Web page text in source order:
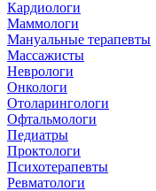
Кардиологи
Маммологи
Мануальные терапевты
Массажисты
Неврологи
Онкологи
Отоларингологи
Офтальмологи
Педиатры
Проктологи
Психотерапевты
Ревматологи